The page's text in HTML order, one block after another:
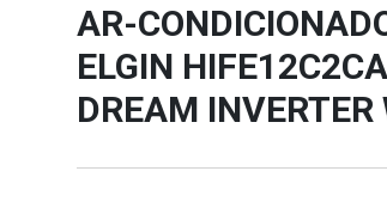
AR-
ELGIN
DREAM